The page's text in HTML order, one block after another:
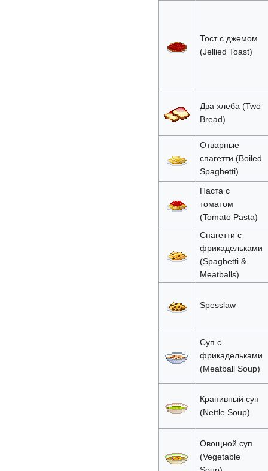
Тост с джемом
(Jellied Toast)
Два хлеба (Two
Bread)
Отварные
спагетти (Boiled
Spaghetti)
Паста с
томатом
(Tomato Pasta)
Спагетти с
фрикадельками
(Spaghetti &
Meatballs)
Spesslaw
Суп с
фрикадельками
(Meatball Soup)
Крапивный суп
(Nettle Soup)
Овощной суп
(Vegetable